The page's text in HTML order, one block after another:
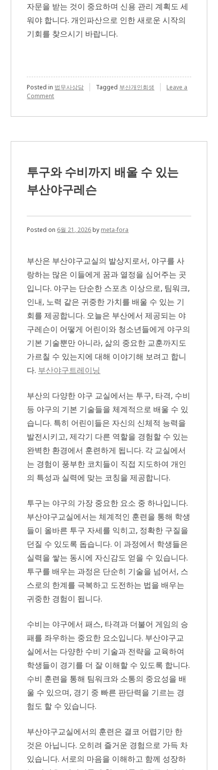
자문을 받는 것이 중요하며 신용 관리 계획도 세
워야 합니다. 개인파산으로 인한 새로운 시작의
기회를 찾으시기 바랍니다.
Posted in 법무사상담 Tagged 부산개인회생
Leave a
Commenton
파
차
와
신
청
인
해
항
투구와 수비까지 배울 수 있는
부산야구레슨
Posted on 6월 21, 2026by meta-fora
부산은 부산야구교실의 발상지로서, 야구를 사
랑하는 많은 이들에게 꿈과 열정을 심어주는 곳
입니다. 야구는 단순한 스포츠 이상으로, 팀워크,
인내, 노력 같은 귀중한 가치를 배울 수 있는 기
회를 제공합니다. 오늘은 부산에서 제공되는 야
구레슨이 어떻게 어린이와 청소년들에게 야구의
기본 기술뿐만 아니라, 삶의 중요한 교훈까지도
가르칠 수 있는지에 대해 이야기해 보려고 합니
다. 부산야구트레이닝
부산의 다양한 야구 교실에서는 투구, 타격, 수비
등 야구의 기본 기술들을 체계적으로 배울 수 있
습니다. 특히 어린이들은 자신의 신체적 능력을
발전시키고, 제각기 다른 역할을 경험할 수 있는
완벽한 환경에서 훈련하게 됩니다. 각 교실에서
는 경험이 풍부한 코치들이 직접 지도하여 개인
의 특성과 실력에 맞는 코칭을 제공합니다.
투구는 야구의 가장 중요한 요소 중 하나입니다.
부산야구교실에서는 체계적인 훈련을 통해 학생
들이 올바른 투구 자세를 익히고, 정확한 구질을
던질 수 있도록 돕습니다. 이 과정에서 학생들은
실력을 쌓는 동시에 자신감도 얻을 수 있습니다.
투구를 배우는 과정은 단순히 기술을 넘어서, 스
스로의 한계를 극복하고 도전하는 법을 배우는
귀중한 경험이 됩니다.
수비는 야구에서 패스, 타격과 더불어 게임의 승
패를 좌우하는 중요한 요소입니다. 부산야구교
실에서는 다양한 수비 기술과 전략을 교육하여
학생들이 경기를 더 잘 이해할 수 있도록 합니다.
수비 훈련을 통해 팀워크와 소통의 중요성을 배
울 수 있으며, 경기 중 빠른 판단력을 기르는 경
험도 할 수 있습니다.
부산야구교실에서의 훈련은 결코 어렵기만 한
것은 아닙니다. 오히려 즐거운 경험으로 가득 차
있습니다. 서로의 마음을 이해하고 함께 성장하